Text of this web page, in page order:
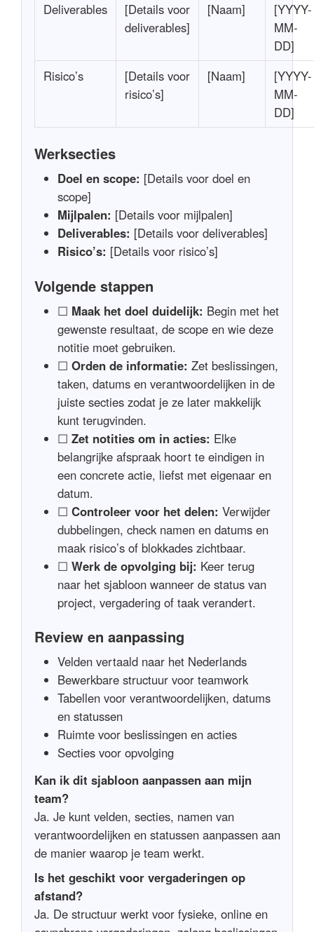
Deliverables
[Details voor
deliverables]
[Naam]
[YYYY-
MM-
DD]
Risico’s
[Details voor
risico’s]
[Naam]
[YYYY-
MM-
DD]
Werksecties
Doel en scope: [Details voor doel en
scope]
Mijlpalen: [Details voor mijlpalen]
Deliverables: [Details voor deliverables]
Risico’s: [Details voor risico’s]
Volgende stappen
☐ Maak het doel duidelijk: Begin met het
gewenste resultaat, de scope en wie deze
notitie moet gebruiken.
☐Orden de informatie: Zet beslissingen,
taken, datums en verantwoordelijken in de
juiste secties zodat je ze later makkelijk
kunt terugvinden.
☐Zet notities om in acties: Elke
belangrijke afspraak hoort te eindigen in
een concrete actie, liefst met eigenaar en
datum.
☐Controleer voor het delen: Verwijder
dubbelingen, check namen en datums en
maak risico’s of blokkades zichtbaar.
☐Werk de opvolging bij: Keer terug
naar het sjabloon wanneer de status van
project, vergadering of taak verandert.
Review en aanpassing
Velden vertaald naar het Nederlands
Bewerkbare structuur voor teamwork
Tabellen voor verantwoordelijken, datums
en statussen
Ruimte voor beslissingen en acties
Secties voor opvolging
Kan ik dit sjabloon aanpassen aan mijn
team?
Ja. Je kunt velden, secties, namen van
verantwoordelijken en statussen aanpassen aan
de manier waarop je team werkt.
Is het geschikt voor vergaderingen op
afstand?
Ja. De structuur werkt voor fysieke, online en